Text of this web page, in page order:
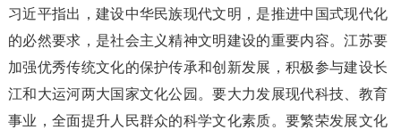
习近平指出，建设中华民族现代文明，是推进中国式现代化
的必然要求，是社会主义精神文明建设的重要内容。江苏要
加强优秀传统文化的保护传承和创新发展，积极参与建设长
江和大运河两大国家文化公园。要大力发展现代科技、教育
事业，全面提升人民群众的科学文化素质。要繁荣发展文化